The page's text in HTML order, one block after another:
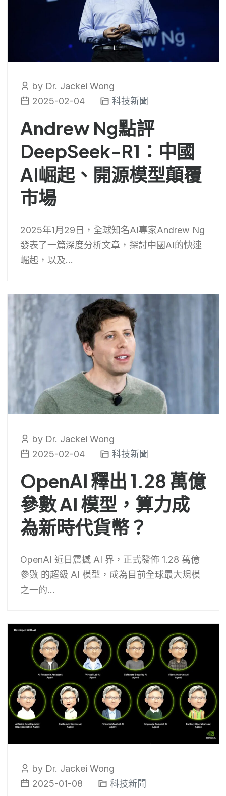
by Dr. Jackei Wong
2025-02-04
科技新聞
Andrew Ng點評
DeepSeek-R1：中國
AI崛起、開源模型顛覆
市場
2025年1月29日，全球知名AI專家Andrew Ng
發表了一篇深度分析文章，探討中國AI的快速
崛起，以及...
by Dr. Jackei Wong
2025-02-04
科技新聞
OpenAI 釋出 1.28 萬億
參數 AI 模型，算力成
為新時代貨幣？
OpenAI 近日震撼 AI 界，正式發佈 1.28 萬億
參數 的超級 AI 模型，成為目前全球最大規模
之一的...
by Dr. Jackei Wong
2025-01-08
科技新聞